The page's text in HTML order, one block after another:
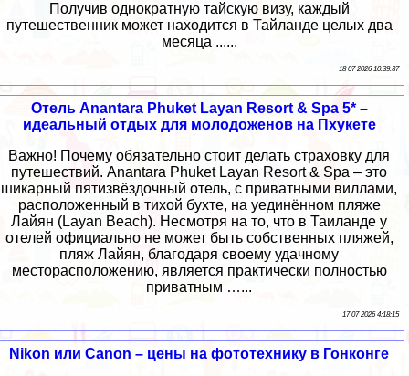
Получив однократную тайскую визу, каждый
путешественник может находится в Тайланде целых два
месяца ......
18 07 2026 10:39:37
Отель Anantara Phuket Layan Resort & Spa 5* –
идеальный отдых для молодоженов на Пхукете
Важно! Почему обязательно стоит делать страховку для
путешествий. Anantara Phuket Layan Resort & Spa – это
шикарный пятизвёздочный отель, с приватными виллами,
расположенный в тихой бухте, на уединённом пляже
Лайян (Layan Beach). Несмотря на то, что в Таиланде у
отелей официально не может быть собственных пляжей,
пляж Лайян, благодаря своему удачному
месторасположению, является практически полностью
приватным …...
17 07 2026 4:18:15
Nikon или Canon – цены на фототехнику в Гонконге